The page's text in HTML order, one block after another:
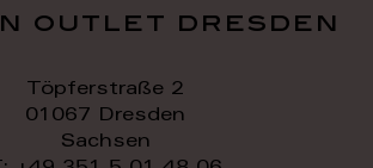
outlet dresden
Töpferstraße 2
01067 Dresden
Sachsen